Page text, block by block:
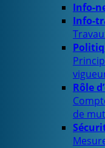
Info-
Info-
Rôle
de